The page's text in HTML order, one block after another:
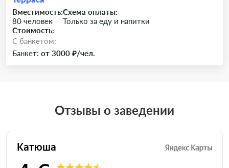
Вместимость:
80 человек
Схема оплаты:
Только за еду и напитки
Стоимость:
C банкетом:
Банкет: от 3000 ₽/чел.
Отзывы о заведении